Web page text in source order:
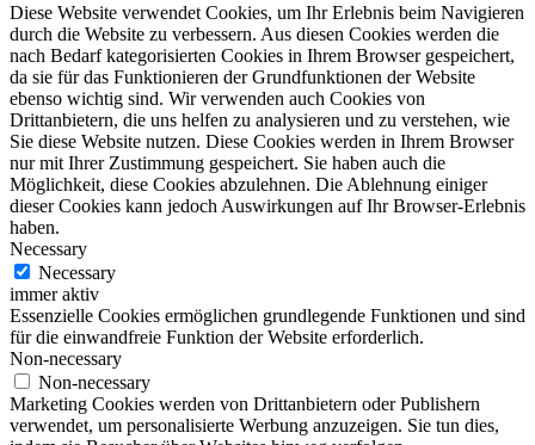
Diese Website verwendet Cookies, um Ihr Erlebnis beim Navigieren
durch die Website zu verbessern. Aus diesen Cookies werden die
nach Bedarf kategorisierten Cookies in Ihrem Browser gespeichert,
da sie für das Funktionieren der Grundfunktionen der Website
ebenso wichtig sind. Wir verwenden auch Cookies von
Drittanbietern, die uns helfen zu analysieren und zu verstehen, wie
Sie diese Website nutzen. Diese Cookies werden in Ihrem Browser
nur mit Ihrer Zustimmung gespeichert. Sie haben auch die
Möglichkeit, diese Cookies abzulehnen. Die Ablehnung einiger
dieser Cookies kann jedoch Auswirkungen auf Ihr Browser-Erlebnis
haben.
Necessary
Necessary
immer aktiv
Essenzielle Cookies ermöglichen grundlegende Funktionen und sind
für die einwandfreie Funktion der Website erforderlich.
Non-necessary
Non-necessary
Marketing Cookies werden von Drittanbietern oder Publishern
verwendet, um personalisierte Werbung anzuzeigen. Sie tun dies,